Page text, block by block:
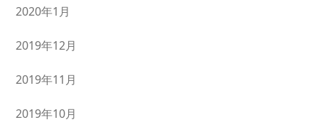
2020年1月
2019年12月
2019年11月
2019年10月